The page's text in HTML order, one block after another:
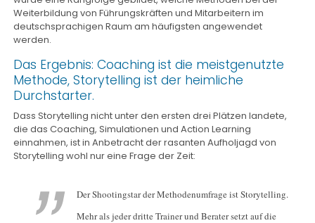
Weiterbildung von Führungskräften und Mitarbeitern im
deutschsprachigen Raum am häufigsten angewendet
werden.
Das Ergebnis: Coaching ist die meistgenutzte
Methode, Storytelling ist der heimliche
Durchstarter.
Dass Storytelling nicht unter den ersten drei Plätzen landete,
die das Coaching, Simulationen und Action Learning
einnahmen, ist in Anbetracht der rasanten Aufholjagd von
Storytelling wohl nur eine Frage der Zeit:
Der Shootingstar der Methodenumfrage ist Storytelling.
Mehr als jeder dritte Trainer und Berater setzt auf die